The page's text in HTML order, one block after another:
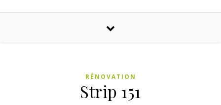
RÉNOVATION
Strip 151